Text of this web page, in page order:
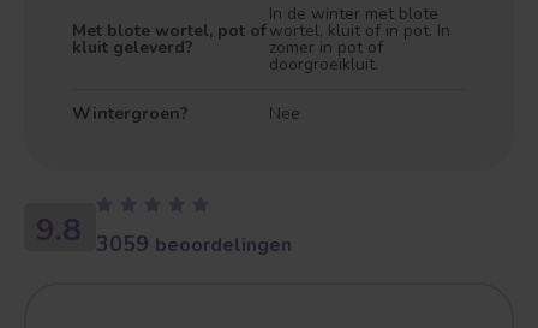
Met blote wortel, pot of
kluit geleverd?
In de winter met blote
wortel, kluit of in pot. In
zomer in pot of
doorgroeikluit.
Wintergroen? Nee
9.8 3059 beoordelingen